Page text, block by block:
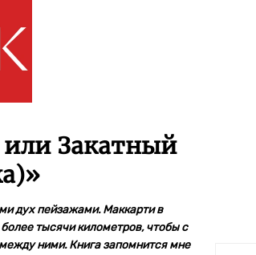
Закатный
»
дух пейзажами. Маккарти в
тысячи километров, чтобы с
ними. Книга запомнится мне